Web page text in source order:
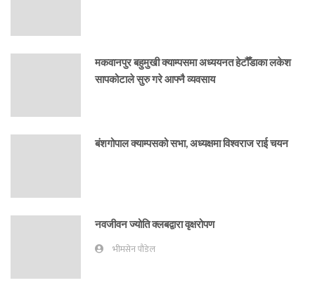
मकवानपुर बहुमुखी क्याम्पसमा अध्ययनत हेटौँडाका लकेश
सापकोटाले सुरु गरे आफ्नै व्यवसाय
बंशगोपाल क्याम्पसको सभा, अध्यक्षमा विश्वराज राई चयन
नवजीवन ज्योति क्लबद्वारा वृक्षरोपण
भीमसेन पौडेल